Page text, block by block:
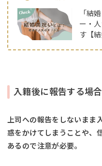
「結
ー・
す【
入籍後に報告する場合
上司への報告をしないまま
惑をかけてしまうことや、
あるので注意が必要。